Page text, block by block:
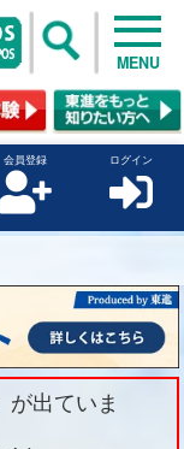
MENU
会員登録 ログイン
が出ていま